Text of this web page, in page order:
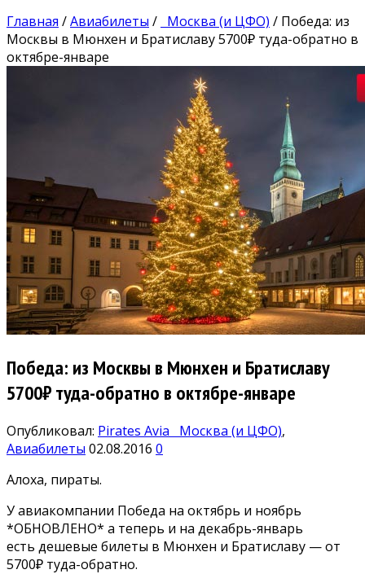
Главная /Авиабилеты / Москва (и ЦФО) / Победа: из
Москвы в Мюнхен и Братиславу 5700₽ туда-обратно в
октябре-январе
Победа: из Москвы в Мюнхен и Братиславу
5700₽ туда-обратно в октябре-январе
Опубликовал: Pirates Avia Москва (и ЦФО),
Авиабилеты 02.08.2016 0
Алоха, пираты.
У авиакомпании Победа на октябрь и ноябрь
*ОБНОВЛЕНО* а теперь и на декабрь-январь
есть дешевые билеты в Мюнхен и Братиславу — от
5700₽ туда-обратно.